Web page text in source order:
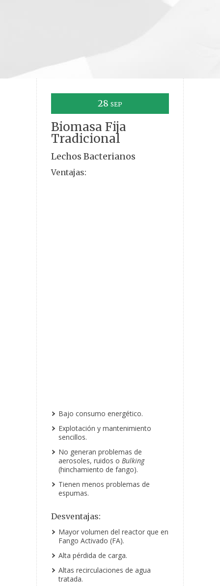
28 SEP
Biomasa Fija
Tradicional
Lechos Bacterianos
Ventajas:
Bajo consumo energético.
Explotación y mantenimiento
sencillos.
No generan problemas de
aerosoles, ruidos o Bulking
(hinchamiento de fango).
Tienen menos problemas de
espumas.
Desventajas:
Mayor volumen del reactor que en
Fango Activado (FA).
Alta pérdida de carga.
Altas recirculaciones de agua
tratada.